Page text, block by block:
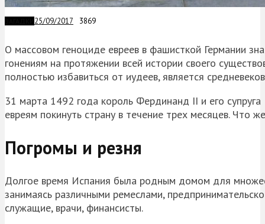
25/09/2017 3869
О массовом геноциде евреев в фашисткой Германии
гонениям на протяжении всей истории своего
полностью избавиться от иудеев, является
31 марта 1492 года король Фердинанд II и его
евреям покинуть страну в течение трех месяцев. Что
Погромы и резня
Долгое время Испания была родным домом для
занимаясь различными ремеслами,
служащие, врачи, финансисты.